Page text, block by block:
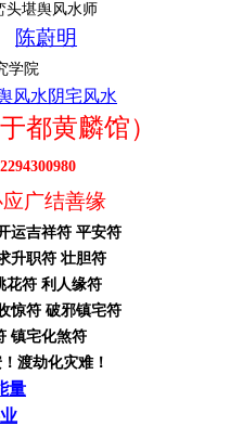
头堪舆风水师
陈蔚明
学院
风水阴宅风水
都黄麟馆）
广结善缘
运吉祥符 平安符
升职符 壮胆符
花符 利人缘符
惊符 破邪镇宅符
镇宅化煞符
渡劫化灾难！
量